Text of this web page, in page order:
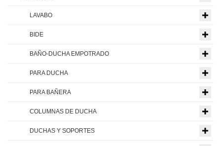
LAVABO
BIDE
BAÑO-DUCHA EMPOTRADO
PARA DUCHA
PARA BAÑERA
COLUMNAS DE DUCHA
DUCHAS Y SOPORTES